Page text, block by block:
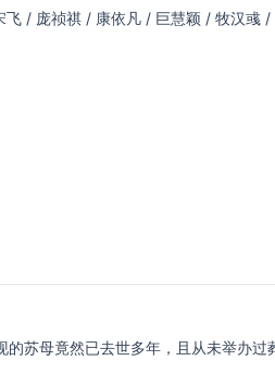
/ 庞祯祺 / 康依凡 / 巨慧颖 / 牧汉彧 /
苏母竟然已去世多年，且从未举办过